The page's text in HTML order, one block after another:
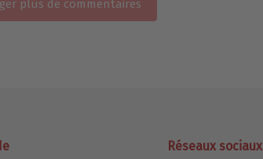
plus de commentaires
Réseaux sociaux